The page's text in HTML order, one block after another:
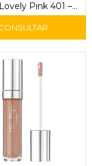
Pink 401 –
Pupa